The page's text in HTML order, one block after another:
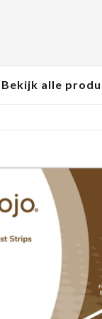
Bekijk alle